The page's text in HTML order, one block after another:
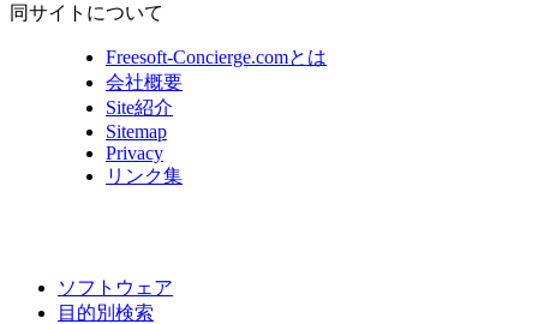
同サイトについて
Freesoft-Concierge.comとは
会社概要
Site紹介
Sitemap
Privacy
リンク集
ソフトウェア
目的別検索